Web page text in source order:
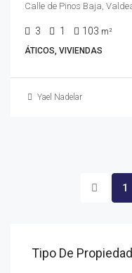
3 1 103 m²
ÁTICOS, VIVIENDAS
Yael Nadelar
1
Tipo De Propiedad